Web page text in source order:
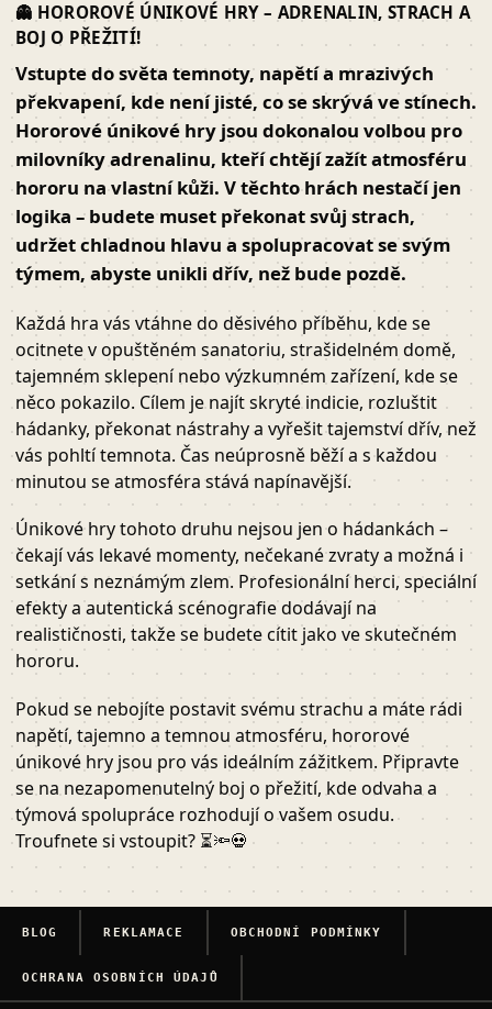
👻 HOROROVÉ ÚNIKOVÉ HRY – ADRENALIN, STRACH A
BOJ O PŘEŽITÍ!
Vstupte do světa temnoty, napětí a mrazivých
překvapení, kde není jisté, co se skrývá ve stínech.
Hororové únikové hry jsou dokonalou volbou pro
milovníky adrenalinu, kteří chtějí zažít atmosféru
hororu na vlastní kůži. V těchto hrách nestačí jen
logika – budete muset překonat svůj strach,
udržet chladnou hlavu a spolupracovat se svým
týmem, abyste unikli dřív, než bude pozdě.
Každá hra vás vtáhne do děsivého příběhu, kde se
ocitnete v opuštěném sanatoriu, strašidelném domě,
tajemném sklepení nebo výzkumném zařízení, kde se
něco pokazilo. Cílem je najít skryté indicie, rozluštit
hádanky, překonat nástrahy a vyřešit tajemství dřív, než
vás pohltí temnota. Čas neúprosně běží a s každou
minutou se atmosféra stává napínavější.
Únikové hry tohoto druhu nejsou jen o hádankách –
čekají vás lekavé momenty, nečekané zvraty a možná i
setkání s neznámým zlem. Profesionální herci, speciální
efekty a autentická scénografie dodávají na
realističnosti, takže se budete cítit jako ve skutečném
hororu.
Pokud se nebojíte postavit svému strachu a máte rádi
napětí, tajemno a temnou atmosféru, hororové
únikové hry jsou pro vás ideálním zážitkem. Připravte
se na nezapomenutelný boj o přežití, kde odvaha a
týmová spolupráce rozhodují o vašem osudu.
Troufnete si vstoupit? ⏳🔦💀
BLOG REKLAMACE OBCHODNÍ PODMÍNKY
OCHRANA OSOBNÍCH ÚDAJŮ